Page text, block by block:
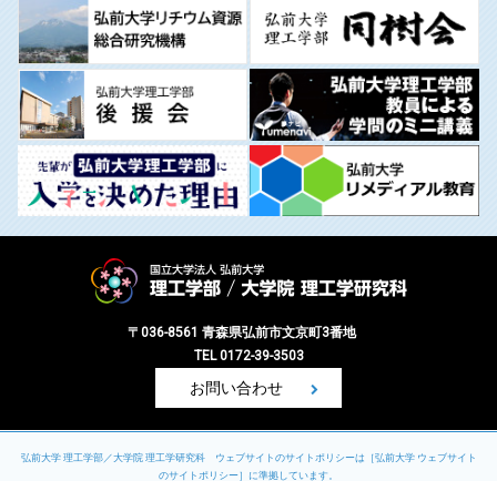
〒036-8561 青森県弘前市文京町3番地
TEL 0172-39-3503
お問い合わせ
弘前大学 理工学部／大学院 理工学研究科 ウェブサイトのサイトポリシーは［弘前大学 ウェブサイト
のサイトポリシー］に準拠しています。